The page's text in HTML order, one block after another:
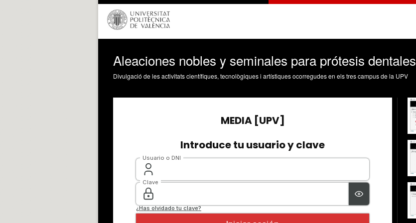
Aleaciones nobles y seminales para prótesis dentales
Divulgació de les activitats científiques, tecnològiques i artístiques ocorregudes en els tres campus de la UPV